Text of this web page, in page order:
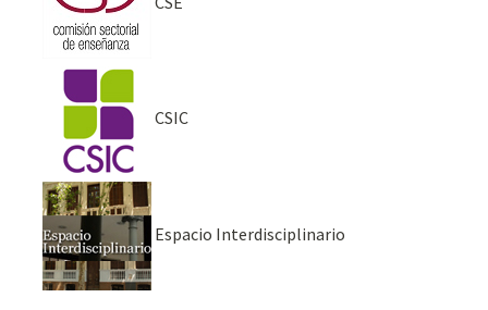
CSIC
Espacio Interdisciplinario